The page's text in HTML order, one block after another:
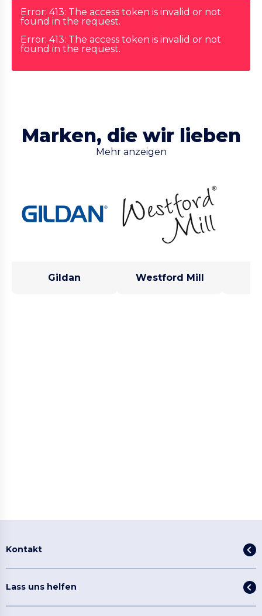
Error: 413: The access token is invalid or not
found in the request.
Error: 413: The access token is invalid or not
found in the request.
Marken, die wir lieben
Mehr anzeigen
Gildan Westford Mill
Kontakt
Lass uns helfen